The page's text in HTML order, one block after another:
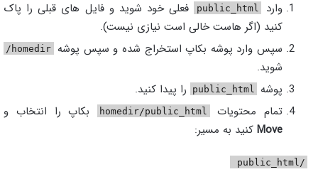
وارد public_html
فعلی خود شوید و فایل های قبلی را پاک
کنید (اگر هاست خالی است نیازی نیست).
سپس وارد پوشه بکاپ استخراج شده و سپس پوشه
homedir/
شوید.
پوشه
public_html
را پیدا کنید.
تمام محتویات
homedir/public_html
بکاپ را انتخاب و
Move کنید به مسیر:
/public_html